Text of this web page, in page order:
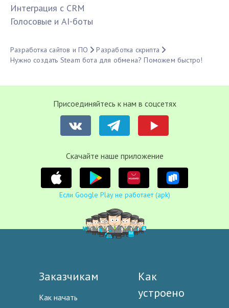
Интеграция с CRM
Голосовые и AI-боты
Разработка сайтов и ПО
Разработка скрипта
Нужно создать Steam бота для обмена? Поможем быстро!
Присоединяйтесь к нам в соцсетях
Cкачайте наше приложение
Если Google Play не работает (apk)
Заказчикам
Как начать
Как
устроено